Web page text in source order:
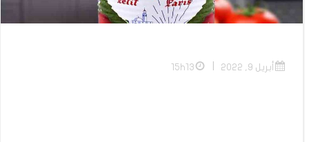
أبريل 9, 2022 15h13